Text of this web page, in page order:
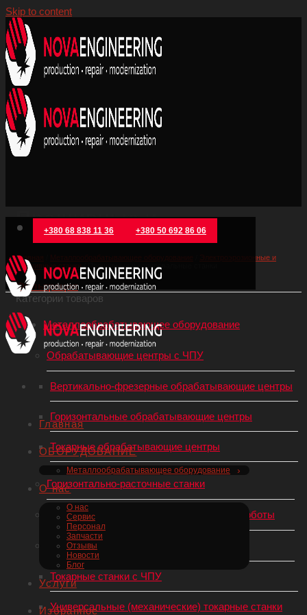
Skip to content
+380 68 838 11 36 +380 50 692 86 06
Главная
ОБОРУДОВАНИЕ
Металлообрабатывающее оборудование
О нас
О нас
Сервис
Персонал
Запчасти
Отзывы
Новости
Блог
Услуги
Избранное
Прошивные и
копировальные станки
Главная
Электроэрозионные и
прошивные станки /Прошивные и копировальные станки
Фильтрация
Категории товаров
Металлообрабатывающее оборудование
Обрабатывающие центры с ЧПУ
Вертикально-фрезерные обрабатывающие центры
Горизонтальные обрабатывающие центры
Токарные обрабатывающие центры
Горизонтально-расточные станки
Роботы-манипуляторы, Промышленные роботы
Токарные станки по металлу
Токарные станки с ЧПУ
Универсальные (механические) токарные станки